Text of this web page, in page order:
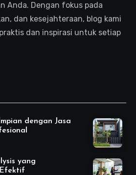
Anda. Dengan fokus pada
dan kesejahteraan, blog kami
dan inspirasi untuk setiap
dengan Jasa
yang